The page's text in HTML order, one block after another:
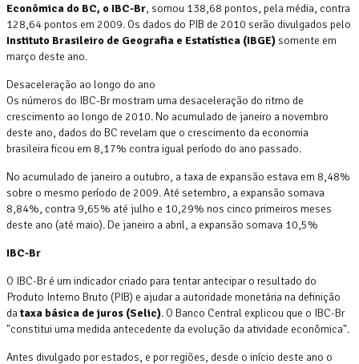
Econômica do BC, o IBC-Br, somou 138,68 pontos, pela média, contra
128,64 pontos em 2009. Os dados do PIB de 2010 serão divulgados pelo
Instituto Brasileiro de Geografia e Estatística (IBGE)somente em
março deste ano.
Desaceleração ao longo do ano
Os números do IBC-Br mostram uma desaceleração do ritmo de
crescimento ao longo de 2010. No acumulado de janeiro a novembro
deste ano, dados do BC revelam que o crescimento da economia
brasileira ficou em 8,17% contra igual período do ano passado.
No acumulado de janeiro a outubro, a taxa de expansão estava em 8,48%
sobre o mesmo período de 2009. Até setembro, a expansão somava
8,84%, contra 9,65% até julho e 10,29% nos cinco primeiros meses
deste ano (até maio). De janeiro a abril, a expansão somava 10,5%
IBC-Br
O IBC-Br é um indicador criado para tentar antecipar o resultado do
Produto Interno Bruto (PIB) e ajudar a autoridade monetária na definição
dataxa básica de juros (Selic). O Banco Central explicou que o IBC-Br
"constitui uma medida antecedente da evolução da atividade econômica".
Antes divulgado por estados, e por regiões, desde o início deste ano o